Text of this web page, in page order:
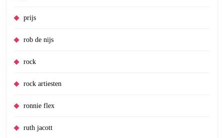
prijs
rob de nijs
rock
rock artiesten
ronnie flex
ruth jacott